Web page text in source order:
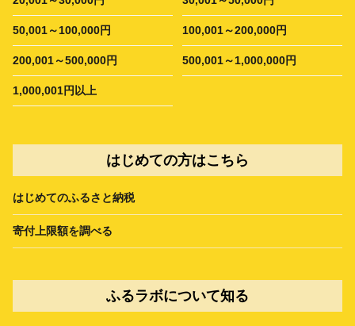
50,001～100,000円 100,001～200,000円
200,001～500,000円 500,001～1,000,000円
1,000,001円以上
はじめての方はこちら
はじめてのふるさと納税
寄付上限額を調べる
ふるラボについて知る